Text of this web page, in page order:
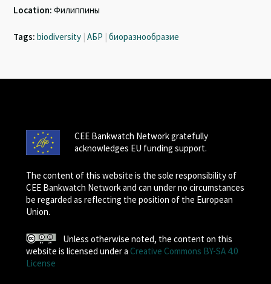
Location: Филиппины
Tags: biodiversity АБР биоразнообразие
CEE Bankwatch Network gratefully
acknowledges EU funding support.
The content of this website is the sole responsibility of
CEE Bankwatch Network and can under no circumstances
be regarded as reflecting the position of the European
Union.
Unless otherwise noted, the content on this
website is licensed under a Creative Commons BY-SA 4.0
License